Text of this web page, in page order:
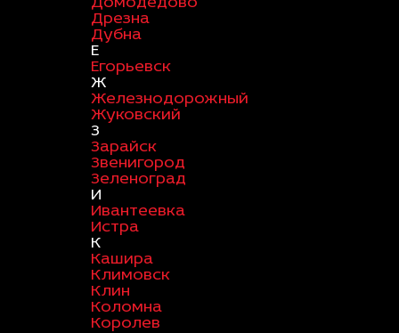
Дрезна
Дубна
Е
Егорьевск
Ж
Железнодорожный
Жуковский
З
Зарайск
Звенигород
Зеленоград
И
Ивантеевка
Истра
К
Кашира
Климовск
Клин
Коломна
Королев